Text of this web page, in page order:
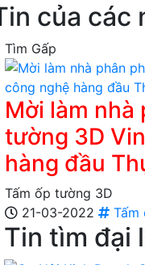
của các
Tìm Gấp
Mời làm nhà
tường 3D
hàng đầu
Tấm ốp tường 3D
21-03-2022
Tấm
Tin tìm đại